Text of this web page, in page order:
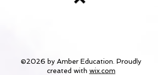
©2026 by Amber Education. Proudly
created with wix.com